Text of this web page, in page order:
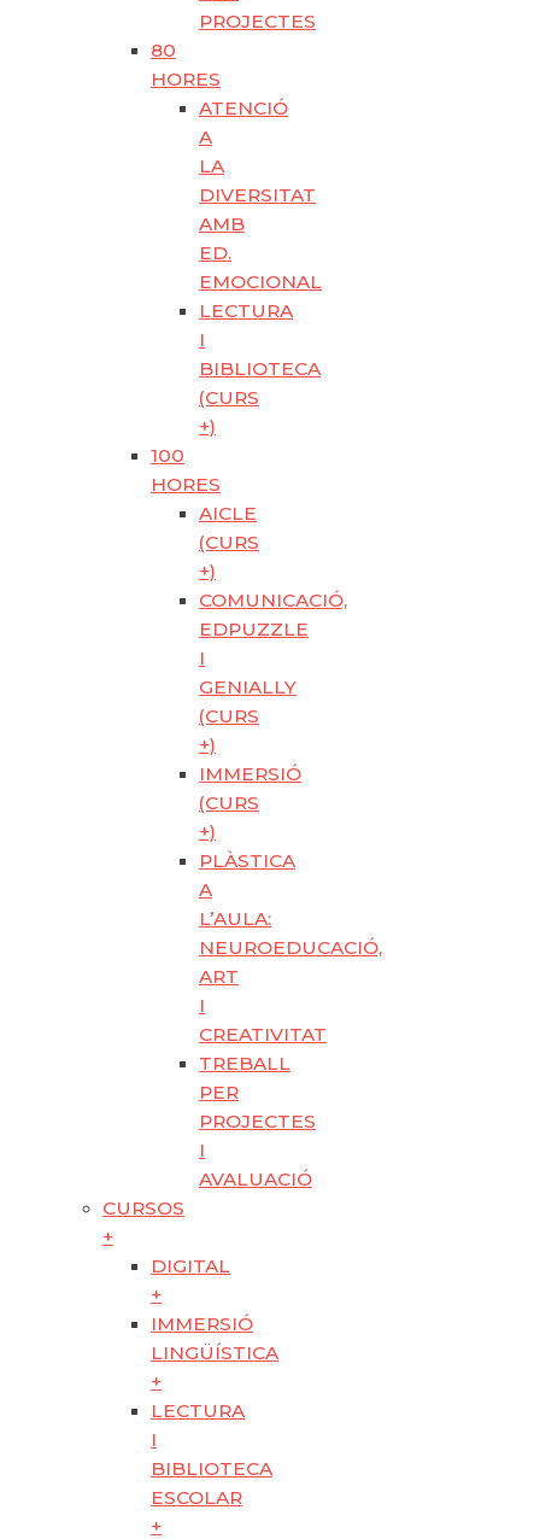
PROJECTES
80
HORES
ATENCIÓ
A
LA
DIVERSITAT
AMB
ED.
EMOCIONAL
LECTURA
I
BIBLIOTECA
(CURS
+)
100
HORES
AICLE
(CURS
+)
COMUNICACIÓ,
EDPUZZLE
I
GENIALLY
(CURS
+)
IMMERSIÓ
(CURS
+)
PLÀSTICA
A
L’AULA:
NEUROEDUCACIÓ,
ART
I
CREATIVITAT
TREBALL
PER
PROJECTES
I
AVALUACIÓ
CURSOS
+
DIGITAL
+
IMMERSIÓ
LINGÜÍSTICA
+
LECTURA
I
BIBLIOTECA
ESCOLAR
+